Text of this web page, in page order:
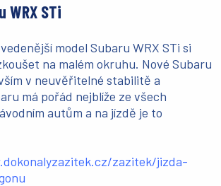
WRX STi
model Subaru WRX STi si
na malém okruhu. Nové Subaru
v neuvěřitelné stabilitě a
má pořád nejblíže ze všech
autům a na jízdě je to
zazitek/jizda-